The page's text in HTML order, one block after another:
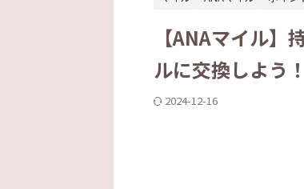
【ANAマイル
ルに交換しよう
2024-12-16